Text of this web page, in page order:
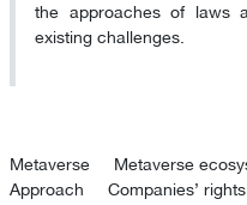
the approaches of laws
existing challenges.
Metaverse Metaverse
Approach
Companies’ rights